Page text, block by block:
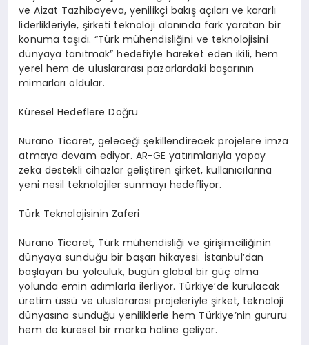
ve Aizat Tazhibayeva, yenilikçi bakış açıları ve kararlı
liderlikleriyle, şirketi teknoloji alanında fark yaratan bir
konuma taşıdı. “Türk mühendisliğini ve teknolojisini
dünyaya tanıtmak” hedefiyle hareket eden ikili, hem
yerel hem de uluslararası pazarlardaki başarının
mimarları oldular.
Küresel Hedeflere Doğru
Nurano Ticaret, geleceği şekillendirecek projelere imza
atmaya devam ediyor. AR-GE yatırımlarıyla yapay
zeka destekli cihazlar geliştiren şirket, kullanıcılarına
yeni nesil teknolojiler sunmayı hedefliyor.
Türk Teknolojisinin Zaferi
Nurano Ticaret, Türk mühendisliği ve girişimciliğinin
dünyaya sunduğu bir başarı hikayesi. İstanbul’dan
başlayan bu yolculuk, bugün global bir güç olma
yolunda emin adımlarla ilerliyor. Türkiye’de kurulacak
üretim üssü ve uluslararası projeleriyle şirket, teknoloji
dünyasına sunduğu yeniliklerle hem Türkiye’nin gururu
hem de küresel bir marka haline geliyor.